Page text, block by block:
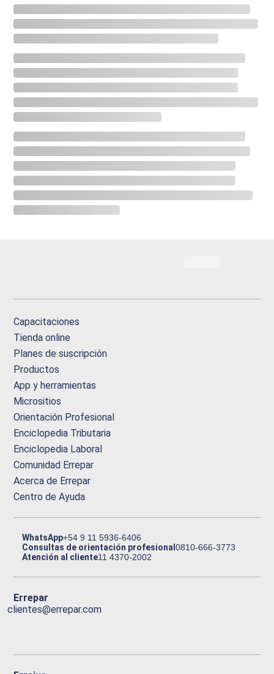
Capacitaciones
Tienda online
Planes de suscripción
Productos
App y herramientas
Micrositios
Orientación Profesional
Enciclopedia Tributaria
Enciclopedia Laboral
Comunidad Errepar
Acerca de Errepar
Centro de Ayuda
WhatsApp+54 9 11 5936-6406
Consultas de orientación profesional0810-666-3773
Atención al cliente11 4370-2002
Errepar
clientes@errepar.com